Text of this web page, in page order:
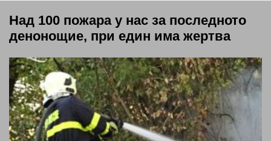
Над 100 пожара у нас за последното
денонощие, при един има жертва